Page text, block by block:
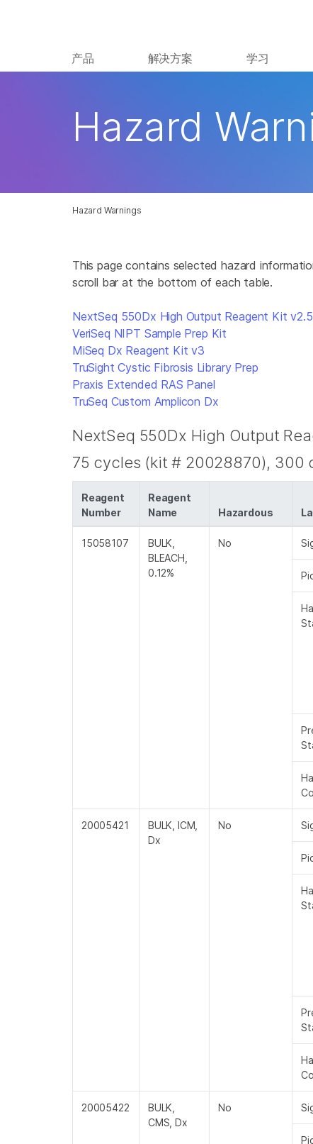
产品 解决方案 学习
Hazard Warnings
Hazard
This page contains selected hazard
scroll bar at the bottom of each table.
NextSeq 550Dx High Output Reagent Kit v2.5
VeriSeq NIPT Sample Prep Kit
MiSeq Dx Reagent Kit v3
TruSight Cystic Fibrosis Library Prep
Praxis Extended RAS Panel
TruSeq Custom Amplicon Dx
NextSeq 550Dx High Output
75 cycles (kit # 20028870), 300
Reagent
Number
Reagent
Name
Hazardous
15058107
BULK,
BLEACH,
0.12%
No
20005421
BULK, ICM,
Dx
No
20005422
BULK,
CMS, Dx
No